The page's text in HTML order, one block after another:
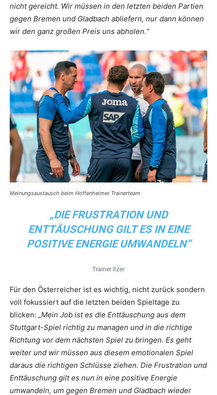
nicht gereicht. Wir müssen in den letzten beiden Partien
gegen Bremen und Gladbach abliefern, nur dann können
wir den ganz großen Preis uns abholen.“
Meinungsaustausch beim Hoffenheimer Trainerteam
„DIE FRUSTRATION UND
ENTTÄUSCHUNG GILT ES IN EINE
POSITIVE ENERGIE UMWANDELN“
Trainer Ilzer
Für den Österreicher ist es wichtig, nicht zurück sondern
voll fokussiert auf die letzten beiden Spieltage zu
blicken: „Mein Job ist es die Enttäuschung aus dem
Stuttgart-Spiel richtig zu managen und in die richtige
Richtung vor dem nächsten Spiel zu bringen. Es geht
weiter und wir müssen aus diesem emotionalen Spiel
daraus die richtigen Schlüsse ziehen. Die Frustration und
Enttäuschung gilt es nun in eine positive Energie
umwandeln, um gegen Bremen und Gladbach wieder